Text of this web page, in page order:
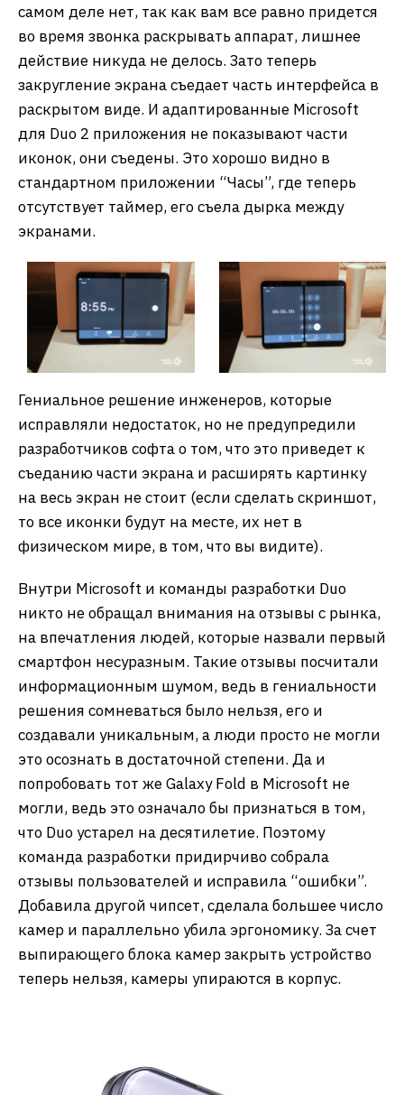
самом деле нет, так как вам все равно придется
во время звонка раскрывать аппарат, лишнее
действие никуда не делось. Зато теперь
закругление экрана съедает часть интерфейса в
раскрытом виде. И адаптированные Microsoft
для Duo 2 приложения не показывают части
иконок, они съедены. Это хорошо видно в
стандартном приложении “Часы”, где теперь
отсутствует таймер, его съела дырка между
экранами.
Гениальное решение инженеров, которые
исправляли недостаток, но не предупредили
разработчиков софта о том, что это приведет к
съеданию части экрана и расширять картинку
на весь экран не стоит (если сделать скриншот,
то все иконки будут на месте, их нет в
физическом мире, в том, что вы видите).
Внутри Microsoft и команды разработки Duo
никто не обращал внимания на отзывы с рынка,
на впечатления людей, которые назвали первый
смартфон несуразным. Такие отзывы посчитали
информационным шумом, ведь в гениальности
решения сомневаться было нельзя, его и
создавали уникальным, а люди просто не могли
это осознать в достаточной степени. Да и
попробовать тот же Galaxy Fold в Microsoft не
могли, ведь это означало бы признаться в том,
что Duo устарел на десятилетие. Поэтому
команда разработки придирчиво собрала
отзывы пользователей и исправила “ошибки”.
Добавила другой чипсет, сделала большее число
камер и параллельно убила эргономику. За счет
выпирающего блока камер закрыть устройство
теперь нельзя, камеры упираются в корпус.